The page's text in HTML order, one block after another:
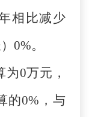
相比减少
0%。
0万元，
的0%，与